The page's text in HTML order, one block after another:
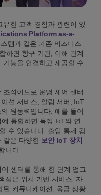
한 고객 경험과 관련이 있
Platform as-a-
템과 같은 기존 비즈니스
하면 항구 기관, 이해 관계
기능을 연결하고 제공할 수
초석이므로 운영 제어 센터
션 서비스, 알림 서버, IoT
원동력입니다. 예를 들어
통합하면 특정 IoT와 연
수 있습니다. 출입 통제 감
같은 다양한 보안 IoT 장치
니다.
센터를 통해 한 단계 업그
심은 위치 기반 서비스, 자
된 커뮤니케이션, 응급 상황